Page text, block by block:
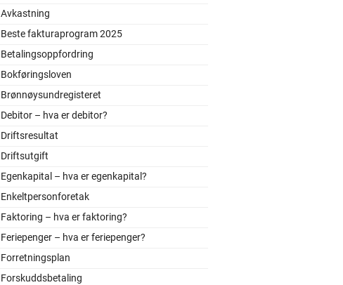
Avkastning
Beste fakturaprogram 2025
Betalingsoppfordring
Bokføringsloven
Brønnøysundregisteret
Debitor – hva er debitor?
Driftsresultat
Driftsutgift
Egenkapital – hva er egenkapital?
Enkeltpersonforetak
Faktoring – hva er faktoring?
Feriepenger – hva er feriepenger?
Forretningsplan
Forskuddsbetaling